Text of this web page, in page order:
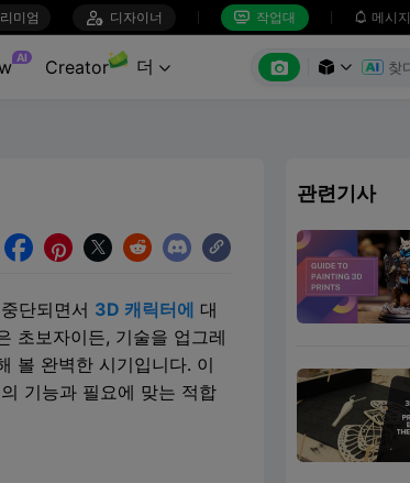
미엄  디자이너  작업대  메시지
AI Creator 더    
    
단되면서 3D 캐릭터에 대
초보자이든, 기술을 업그레
볼 완벽한 시기입니다. 이
기능과 필요에 맞는 적합
관련기사